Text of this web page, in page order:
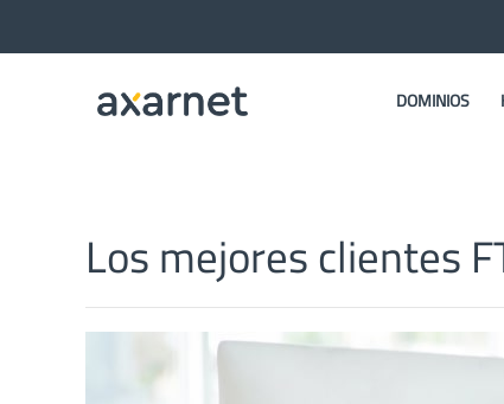
DOMINIOS
Los mejores clientes